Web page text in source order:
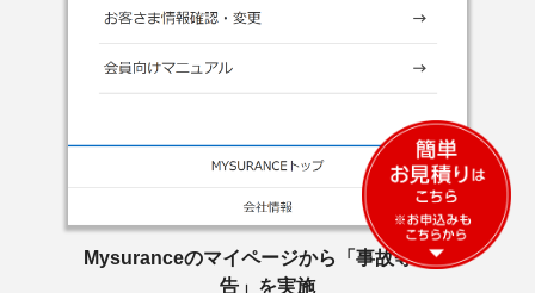
Mysuranceのマイページから「事故等の報
告」を実施